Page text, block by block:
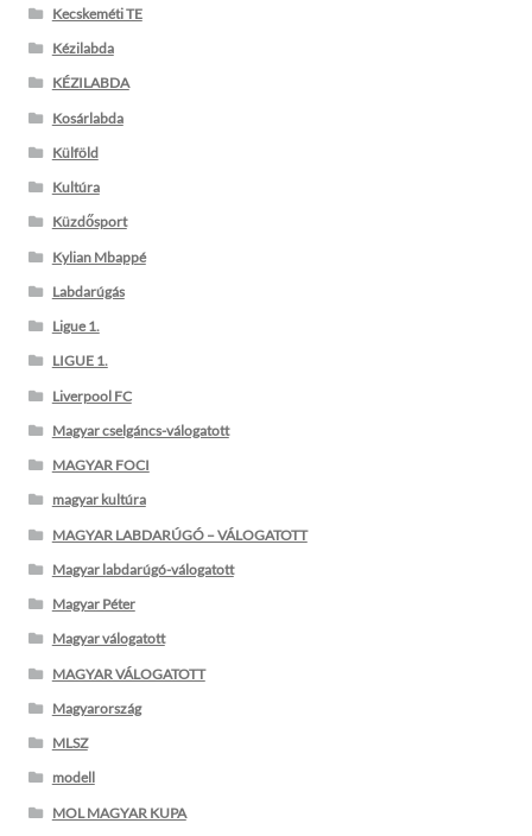
Kecskeméti TE
Kézilabda
KÉZILABDA
Kosárlabda
Külföld
Kultúra
Küzdősport
Kylian Mbappé
Labdarúgás
Ligue 1.
LIGUE 1.
Liverpool FC
Magyar cselgáncs-válogatott
MAGYAR FOCI
magyar kultúra
MAGYAR LABDARÚGÓ – VÁLOGATOTT
Magyar labdarúgó-válogatott
Magyar Péter
Magyar válogatott
MAGYAR VÁLOGATOTT
Magyarország
MLSZ
modell
MOL MAGYAR KUPA